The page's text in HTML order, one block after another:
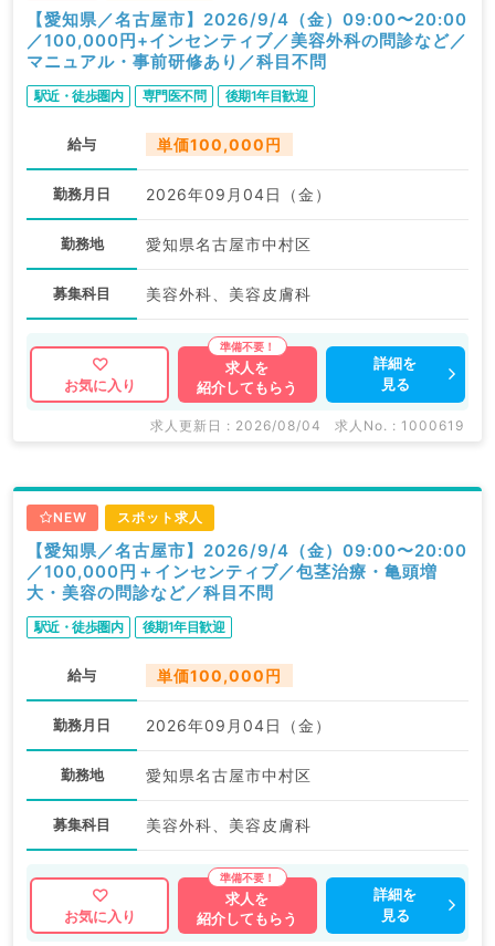
【愛知県／名古屋市】2026/9/4（金）09:00〜20:00
／100,000円+インセンティブ／美容外科の問診など／
マニュアル・事前研修あり／科目不問
駅近・徒歩圏内 専門医不問 後期1年目歓迎
給与 単価100,000円
勤務月日 2026年09月04日（金）
勤務地 愛知県名古屋市中村区
募集科目 美容外科、美容皮膚科
お気に入り
求人を
紹介してもらう
詳細を
見る
求人更新日 : 2026/08/04 求人No. : 1000619
NEW スポット求人
【愛知県／名古屋市】2026/9/4（金）09:00〜20:00
／100,000円＋インセンティブ／包茎治療・亀頭増
大・美容の問診など／科目不問
駅近・徒歩圏内 後期1年目歓迎
給与 単価100,000円
勤務月日 2026年09月04日（金）
勤務地 愛知県名古屋市中村区
募集科目 美容外科、美容皮膚科
お気に入り
求人を
紹介してもらう
詳細を
見る